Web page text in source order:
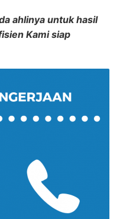
ahlinya untuk hasil
Kami siap